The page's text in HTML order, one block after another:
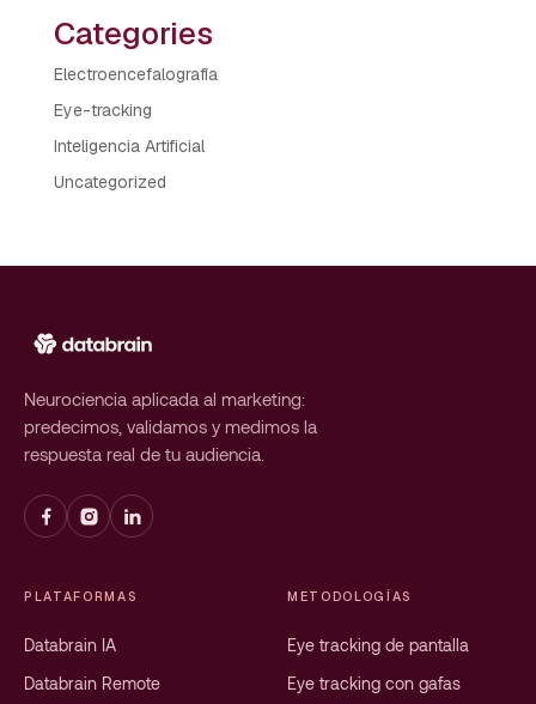
Categories
Electroencefalografía
Eye-tracking
Inteligencia Artificial
Uncategorized
Neurociencia aplicada al marketing:
predecimos, validamos y medimos la
respuesta real de tu audiencia.
PLATAFORMAS
Databrain IA
Databrain Remote
METODOLOGÍAS
Eye tracking de pantalla
Eye tracking con gafas